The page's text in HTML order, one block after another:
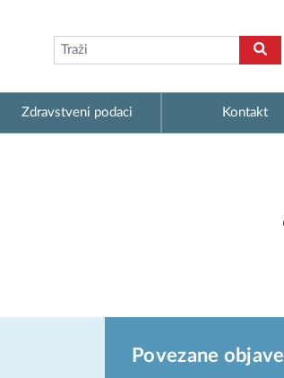
Zdravstveni podaci Kontakt
Povezane objave